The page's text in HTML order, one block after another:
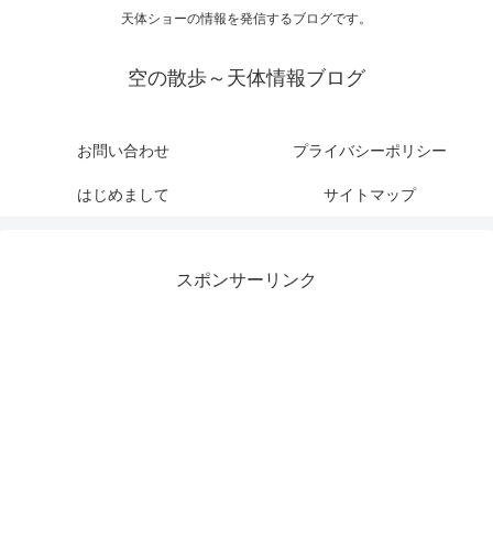
天体ショーの情報を発信するブログです。
空の散歩～天体情報ブログ
お問い合わせ プライバシーポリシー
はじめまして サイトマップ
スポンサーリンク